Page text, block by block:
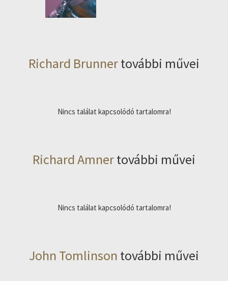
Richard Brunnertovábbi művei
Nincs találat kapcsolódó tartalomra!
Richard Amnertovábbi művei
Nincs találat kapcsolódó tartalomra!
John Tomlinson további művei